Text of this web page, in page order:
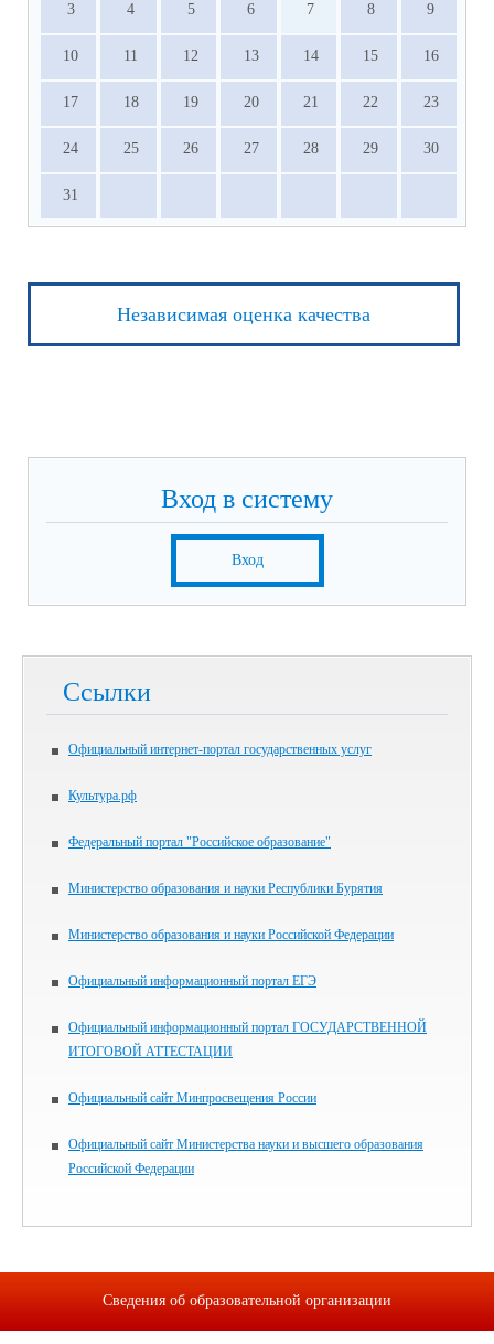
3 4 5 6 7 8 9
10 11 12 13 14 15 16
17 18 19 20 21 22 23
24 25 26 27 28 29 30
31
Независимая оценка качества
Вход в систему
Вход
Ссылки
Официальный интернет-портал государственных услуг
Культура.рф
Федеральный портал "Российское образование"
Министерство образования и науки Республики Бурятия
Министерство образования и науки Российской Федерации
Официальный информационный портал ЕГЭ
Официальный информационный портал ГОСУДАРСТВЕННОЙ
ИТОГОВОЙ АТТЕСТАЦИИ
Официальный сайт Минпросвещения России
Официальный сайт Министерства науки и высшего образования
Российской Федерации
Сведения об образовательной организации